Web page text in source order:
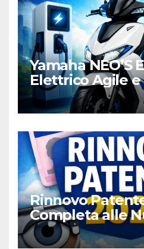
Yamaha NEO’S
Elettrico Agile e
per la Città
Rinnovo
Completa alle
Digitalizzazione